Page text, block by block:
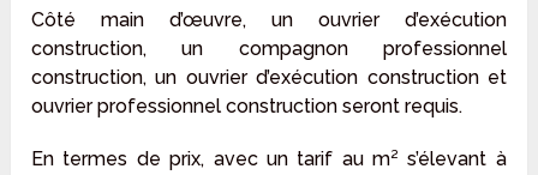
Côté main d’œuvre, un ouvrier d’exécution
construction, un compagnon professionnel
construction, un ouvrier d’exécution construction et
ouvrier professionnel construction seront requis.
En termes de prix, avec un tarif au m² s’élevant à